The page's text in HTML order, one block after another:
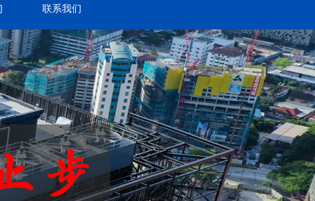
联系我们